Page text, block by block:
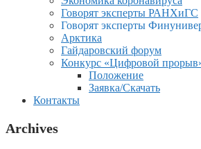
Говорят эксперты РАНХиГС
Говорят эксперты
Арктика
Гайдаровский форум
Конкурс «Цифровой
Положение
Заявка/Скачать
Контакты
Archives